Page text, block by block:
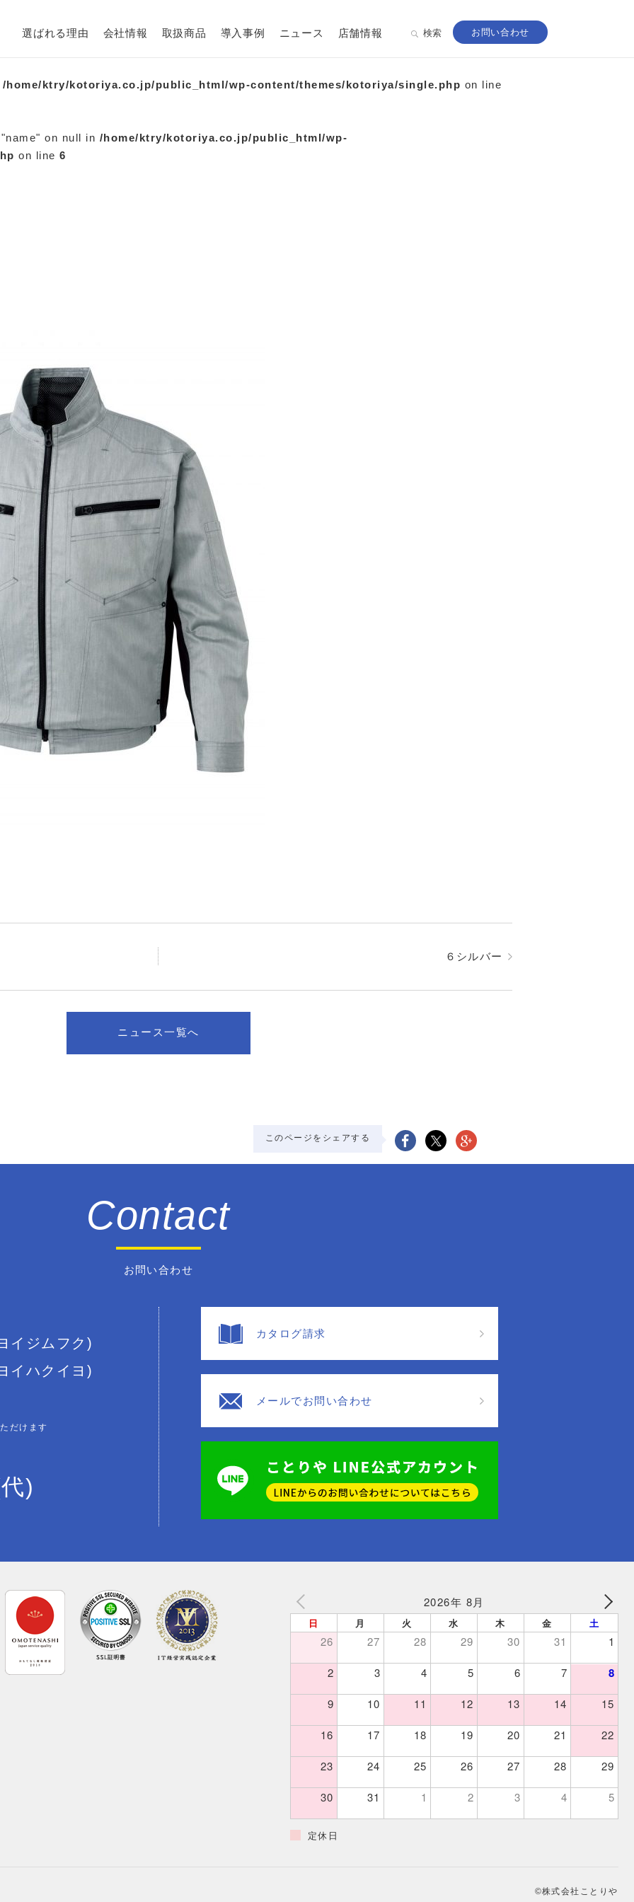
選ばれる理由 会社情報 取扱商品 導入事例 ニュース 店舗情報 検索 お問い合わせ
/home/ktry/kotoriya.co.jp/public_html/wp-content/themes/kotoriya/single.php on line
on null in /home/ktry/kotoriya.co.jp/public_html/wp-
on line6
６シルバー
ニュース一覧へ
このページをシェアする
Contact
お問い合わせ
イジムフク)
イハクイヨ)
だけます
)
カタログ請求
メールでお問い合わせ
2026年 8月
日 月 火 水 木 金 土
26 27 28 29 30 31 1
2 3 4 5 6 7 8
9 10 11 12 13 14 15
16 17 18 19 20 21 22
23 24 25 26 27 28 29
30 31 1 2 3 4 5
定休日
©株式会社ことりや